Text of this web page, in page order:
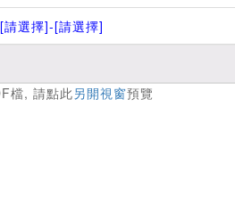
[請選擇]-[請選擇]
檔, 請點此另開視窗預覽